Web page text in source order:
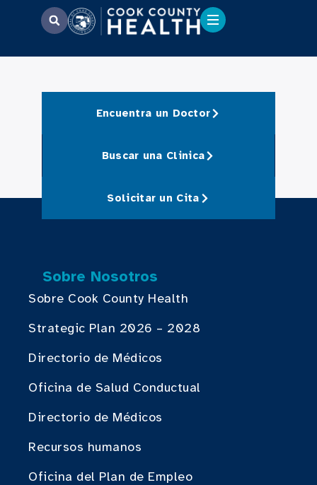
Encuentra un Doctor
Buscar una Clinica
Solicitar un Cita
Sobre Nosotros
Sobre Cook County Health
Strategic Plan 2026 – 2028
Directorio de Médicos
Oficina de Salud Conductual
Directorio de Médicos
Recursos humanos
Oficina del Plan de Empleo